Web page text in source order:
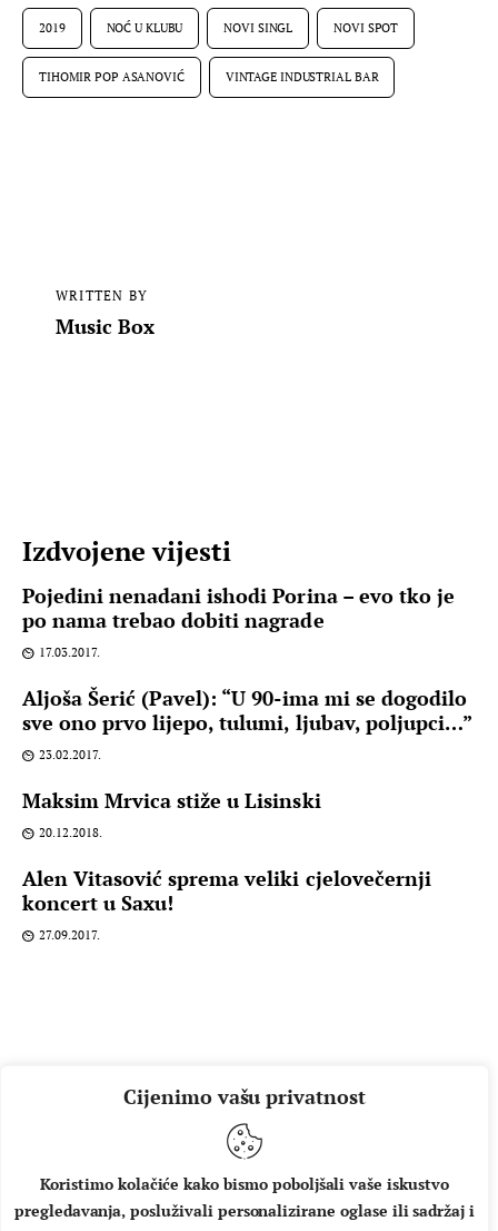
Cijenimo vašu privatnost
Koristimo kolačiće kako bismo poboljšali vaše iskustvo
pregledavanja, posluživali personalizirane oglase ili sadržaj i
2019 NOĆ U KLUBU NOVI SINGL NOVI SPOT
TIHOMIR POP ASANOVIĆ VINTAGE INDUSTRIAL BAR
WRITTEN BY
Music Box
Izdvojene vijesti
Pojedini nenadani ishodi Porina – evo tko je
po nama trebao dobiti nagrade
17.03.2017.
Aljoša Šerić (Pavel): “U 90-ima mi se dogodilo
sve ono prvo lijepo, tulumi, ljubav, poljupci…”
23.02.2017.
Maksim Mrvica stiže u Lisinski
20.12.2018.
Alen Vitasović sprema veliki cjelovečernji
koncert u Saxu!
27.09.2017.
O NAMA IMPRESSUM UVJETI KORIŠTENJA